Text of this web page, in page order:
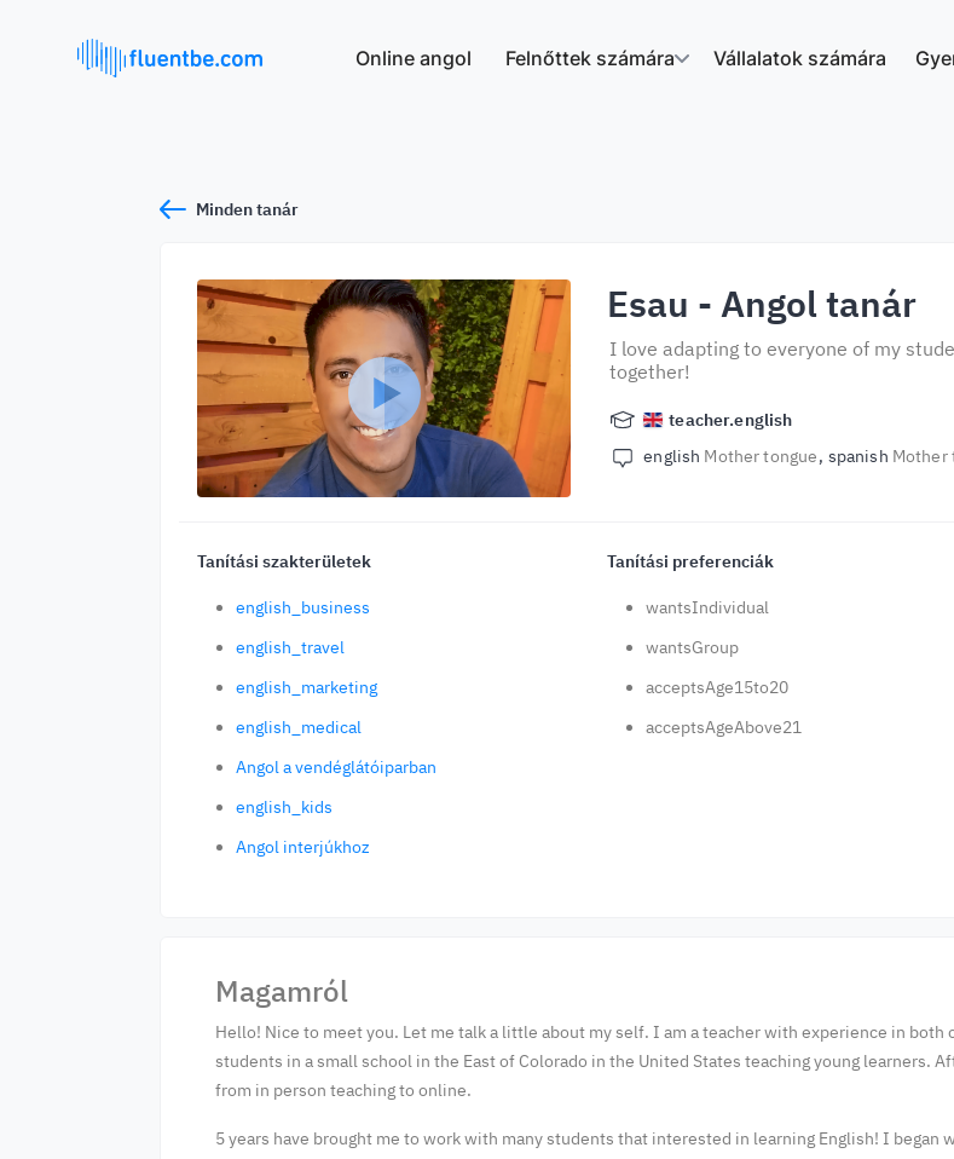
Online angol Felnőttek számára Vállalatok számára
Minden tanár
Esau - Angol tanár
I love adapting to everyone of my
together!
teacher.english
english Mother tongue spanish Mother
Tanítási szakterületek
english_business
english_travel
english_marketing
english_medical
Angol a vendéglátóiparban
english_kids
Angol interjúkhoz
Tanítási preferenciák
wantsIndividual
wantsGroup
acceptsAge15to20
acceptsAgeAbove21
Magamról
Hello! Nice to meet you. Let me talk a little about my self. I am a teacher with experience in
students in a small school in the East of Colorado in the United States teaching young learners.
from in person teaching to online.
5 years have brought me to work with many students that interested in learning English! I